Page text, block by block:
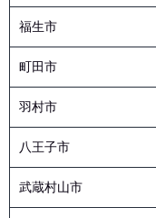
福生市
町田市
羽村市
八王子市
武蔵村山市